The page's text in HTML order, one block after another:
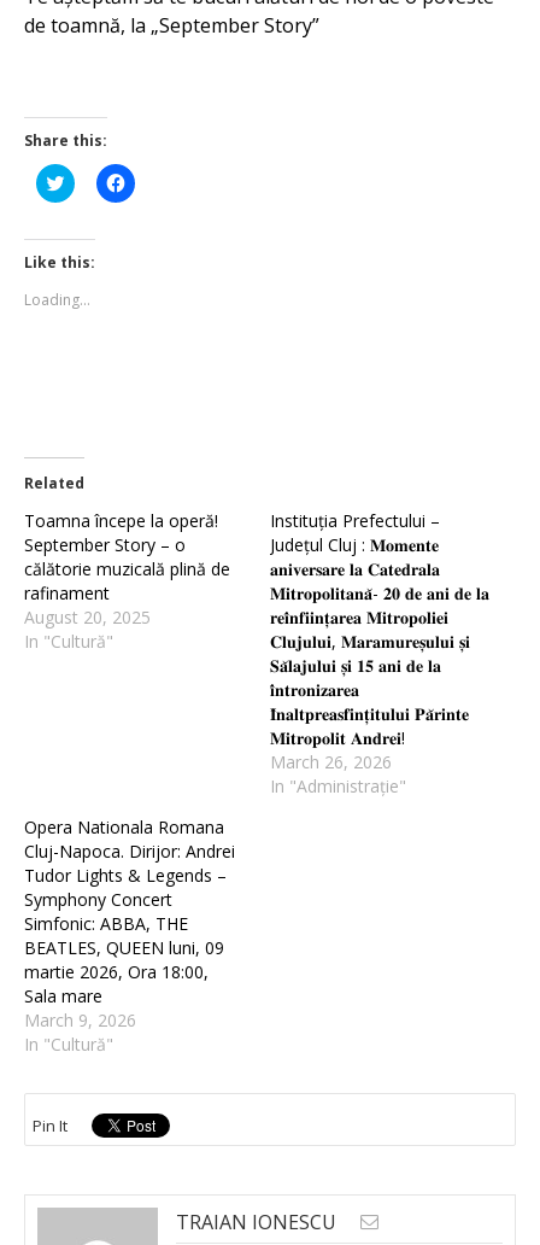
de toamnă, la „September Story”
Share this:
Click
to
Twitter
(Opens
in
window)
Click
to
Like this:
Loading...
Related
Toamna începe la operă!
September Story – o
călătorie muzicală plină de
rafinament
August 20, 2025
In "Cultură"
Instituția Prefectului –
Județul Cluj : 𝐌𝐨𝐦𝐞𝐧𝐭𝐞
𝐚𝐧𝐢𝐯𝐞𝐫𝐬𝐚𝐫𝐞 𝐥𝐚 𝐂𝐚𝐭𝐞𝐝𝐫𝐚𝐥𝐚
𝐌𝐢𝐭𝐫𝐨𝐩𝐨𝐥𝐢𝐭𝐚𝐧𝐚̆- 𝟐𝟎 𝐝𝐞 𝐚𝐧𝐢 𝐝𝐞 𝐥𝐚
𝐫𝐞𝐢̂𝐧𝐟𝐢𝐢𝐧𝐭̦𝐚𝐫𝐞𝐚 𝐌𝐢𝐭𝐫𝐨𝐩𝐨𝐥𝐢𝐞𝐢
𝐂𝐥𝐮𝐣𝐮𝐥𝐮𝐢, 𝐌𝐚𝐫𝐚𝐦𝐮𝐫𝐞𝐬̦𝐮𝐥𝐮𝐢 𝐬̦𝐢
𝐒𝐚̆𝐥𝐚𝐣𝐮𝐥𝐮𝐢 𝐬̦𝐢 𝟏𝟓 𝐚𝐧𝐢 𝐝𝐞 𝐥𝐚
𝐢̂𝐧𝐭𝐫𝐨𝐧𝐢𝐳𝐚𝐫𝐞𝐚
𝐈̂𝐧𝐚𝐥𝐭𝐩𝐫𝐞𝐚𝐬𝐟𝐢𝐧𝐭̦𝐢𝐭𝐮𝐥𝐮𝐢 𝐏𝐚̆𝐫𝐢𝐧𝐭𝐞
𝐌𝐢𝐭𝐫𝐨𝐩𝐨𝐥𝐢𝐭 𝐀𝐧𝐝𝐫𝐞𝐢!
March 26, 2026
In "Administrație"
Opera Nationala Romana
Cluj-Napoca. Dirijor: Andrei
Tudor Lights & Legends –
Symphony Concert
Simfonic: ABBA, THE
BEATLES, QUEEN luni, 09
martie 2026, Ora 18:00,
Sala mare
March 9, 2026
In "Cultură"
Pin It
TRAIAN IONESCU